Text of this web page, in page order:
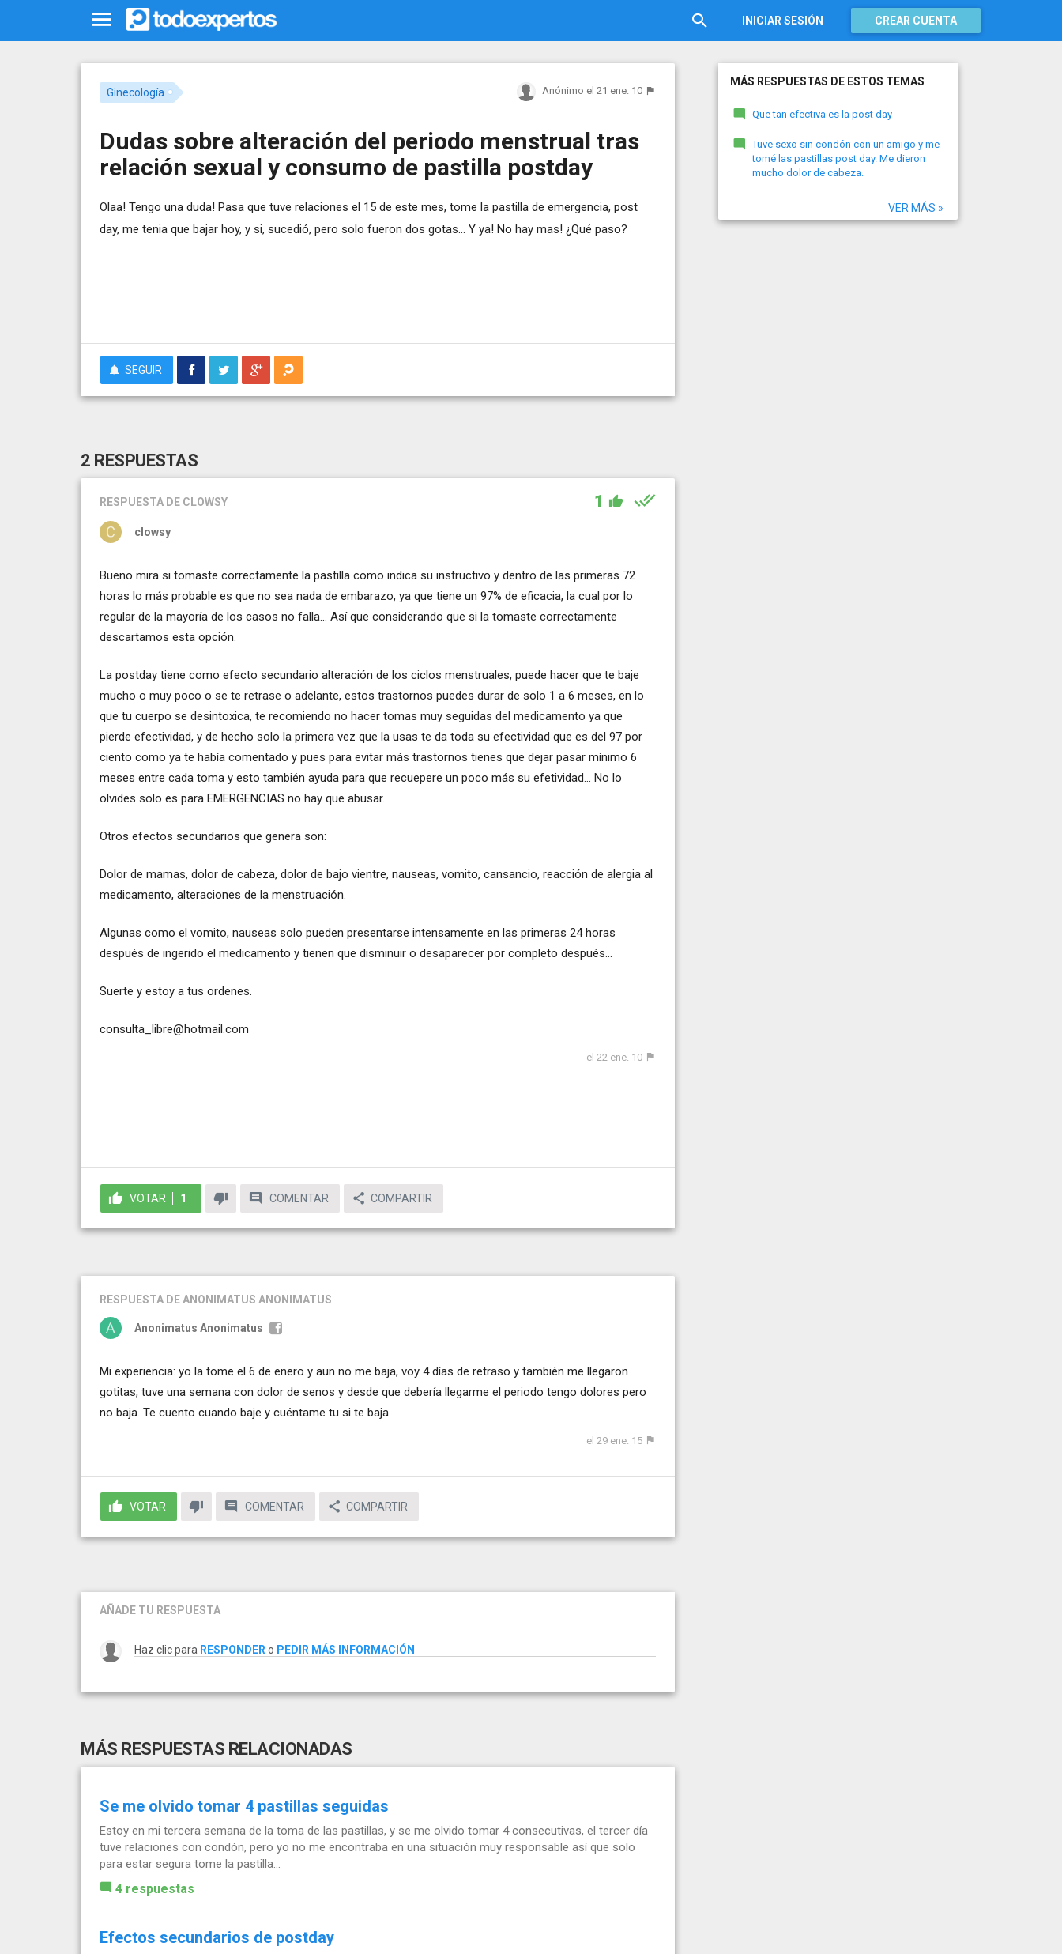
INICIAR SESIÓN CREAR CUENTA
Ginecología Anónimo el 21 ene. 10
Dudas sobre alteración del periodo menstrual tras
relación sexual y consumo de pastilla postday
Olaa! Tengo una duda! Pasa que tuve relaciones el 15 de este mes, tome la pastilla de emergencia, post
day, me tenia que bajar hoy, y si, sucedió, pero solo fueron dos gotas... Y ya! No hay mas! ¿Qué paso?
SEGUIR
2 RESPUESTAS
RESPUESTA DE CLOWSY 1
clowsy
Bueno mira si tomaste correctamente la pastilla como indica su instructivo y dentro de las primeras 72
horas lo más probable es que no sea nada de embarazo, ya que tiene un 97% de eficacia, la cual por lo
regular de la mayoría de los casos no falla... Así que considerando que si la tomaste correctamente
descartamos esta opción.
La postday tiene como efecto secundario alteración de los ciclos menstruales, puede hacer que te baje
mucho o muy poco o se te retrase o adelante, estos trastornos puedes durar de solo 1 a 6 meses, en lo
que tu cuerpo se desintoxica, te recomiendo no hacer tomas muy seguidas del medicamento ya que
pierde efectividad, y de hecho solo la primera vez que la usas te da toda su efectividad que es del 97 por
ciento como ya te había comentado y pues para evitar más trastornos tienes que dejar pasar mínimo 6
meses entre cada toma y esto también ayuda para que recuepere un poco más su efetividad... No lo
olvides solo es para EMERGENCIAS no hay que abusar.
Otros efectos secundarios que genera son:
Dolor de mamas, dolor de cabeza, dolor de bajo vientre, nauseas, vomito, cansancio, reacción de alergia al
medicamento, alteraciones de la menstruación.
Algunas como el vomito, nauseas solo pueden presentarse intensamente en las primeras 24 horas
después de ingerido el medicamento y tienen que disminuir o desaparecer por completo después...
Suerte y estoy a tus ordenes.
consulta_libre@hotmail.com
el 22 ene. 10
VOTAR 1 COMENTAR COMPARTIR
RESPUESTA DE ANONIMATUS ANONIMATUS
Anonimatus Anonimatus
Mi experiencia: yo la tome el 6 de enero y aun no me baja, voy 4 días de retraso y también me llegaron
gotitas, tuve una semana con dolor de senos y desde que debería llegarme el periodo tengo dolores pero
no baja. Te cuento cuando baje y cuéntame tu si te baja
el 29 ene. 15
VOTAR COMENTAR COMPARTIR
AÑADE TU RESPUESTA
Haz clic para RESPONDERo PEDIR MÁS INFORMACIÓN
MÁS RESPUESTAS RELACIONADAS
Se me olvido tomar 4 pastillas seguidas
Estoy en mi tercera semana de la toma de las pastillas, y se me olvido tomar 4 consecutivas, el tercer día
tuve relaciones con condón, pero yo no me encontraba en una situación muy responsable así que solo
para estar segura tome la pastilla...
4 respuestas
Efectos secundarios de postday
MÁS RESPUESTAS DE ESTOS TEMAS
Que tan efectiva es la post day
Tuve sexo sin condón con un amigo y me
tomé las pastillas post day. Me dieron
mucho dolor de cabeza.
VER MÁS »